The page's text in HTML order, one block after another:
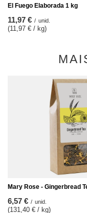
El Fuego Elaborada 1 kg
11,97 € / unid.
(11,97 € / kg)
Mary Rose - Gingerbread
6,57 € / unid.
(131,40 € / kg)